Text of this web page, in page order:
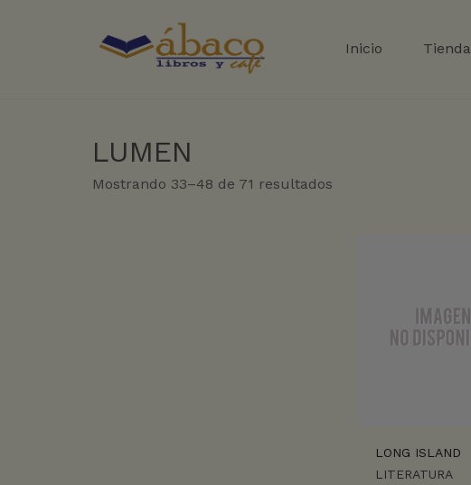
Inicio Tienda
LUMEN
Mostrando 33–48 de 71 resultados
LONG ISLAND
LITERATURA